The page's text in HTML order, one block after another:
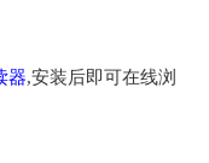
器,安装后即可在线浏